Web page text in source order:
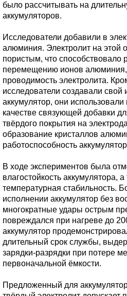
было рассчитывать на
аккумуляторов.
Исследователи добавили в
алюминия. Электролит на этой
пористым, что способствовало
перемещению ионов
проводимость электролита.
исследователи создавали
аккумулятор, они
качестве связующей добавки
твёрдого покрытия на
образование кристаллов
работоспособность
В ходе экспериментов была
влагостойкость аккумулятора,
температурная стабильность.
исполнении аккумулятор без
многократные удары острым
повреждался при нагреве до
аккумулятор
длительный срок службы,
зарядки-разрядки при потере
первоначальной ёмкости.
Предложенный для